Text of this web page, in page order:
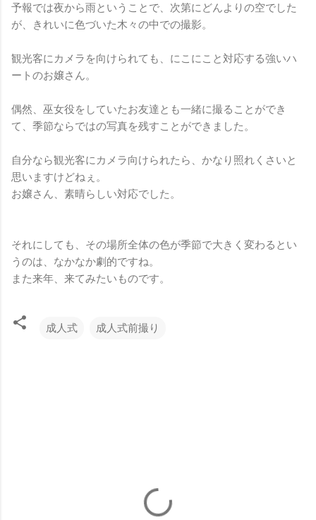
予報では夜から雨ということで、次第にどんよりの空でした
が、きれいに色づいた木々の中での撮影。
観光客にカメラを向けられても、にこにこと対応する強いハ
ートのお嬢さん。
偶然、巫女役をしていたお友達とも一緒に撮ることができ
て、季節ならではの写真を残すことができました。
自分なら観光客にカメラ向けられたら、かなり照れくさいと
思いますけどねぇ。
お嬢さん、素晴らしい対応でした。
それにしても、その場所全体の色が季節で大きく変わるとい
うのは、なかなか劇的ですね。
また来年、来てみたいものです。
成人式 成人式前撮り